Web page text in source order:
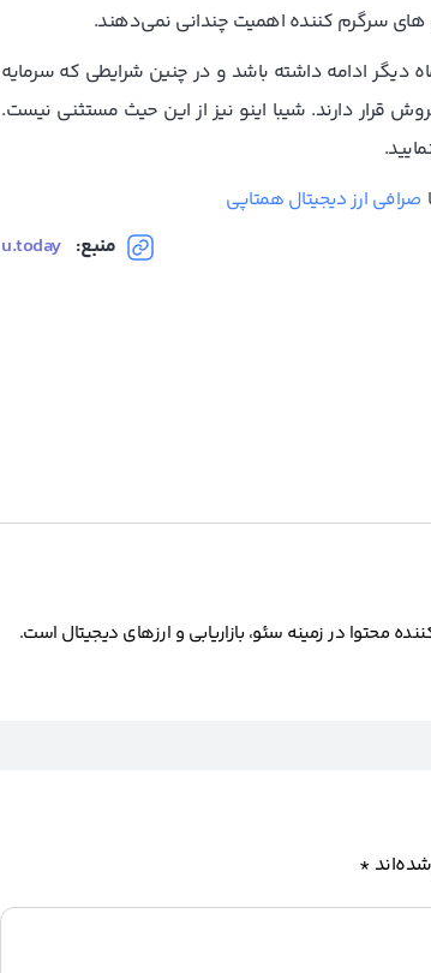
سرگرم کننده اهمیت چندانی نمی‌دهند.
دیگر ادامه داشته باشد و در چنین شرایطی که سرمایه
قرار دارند. شیبا اینو نیز از این حیث مستثنی نیست.
صرافی ارز دیجیتال همتاپی
منبع: u.today
در زمینه سئو، بازاریابی و ارزهای دیجیتال است.
*